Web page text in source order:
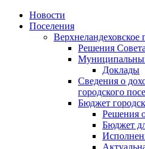
Skip
Новости
Поселения
Верхнеландеховское
Решения
Доклады
Сведения о
городского
Бюджет
Решения
Бюджет